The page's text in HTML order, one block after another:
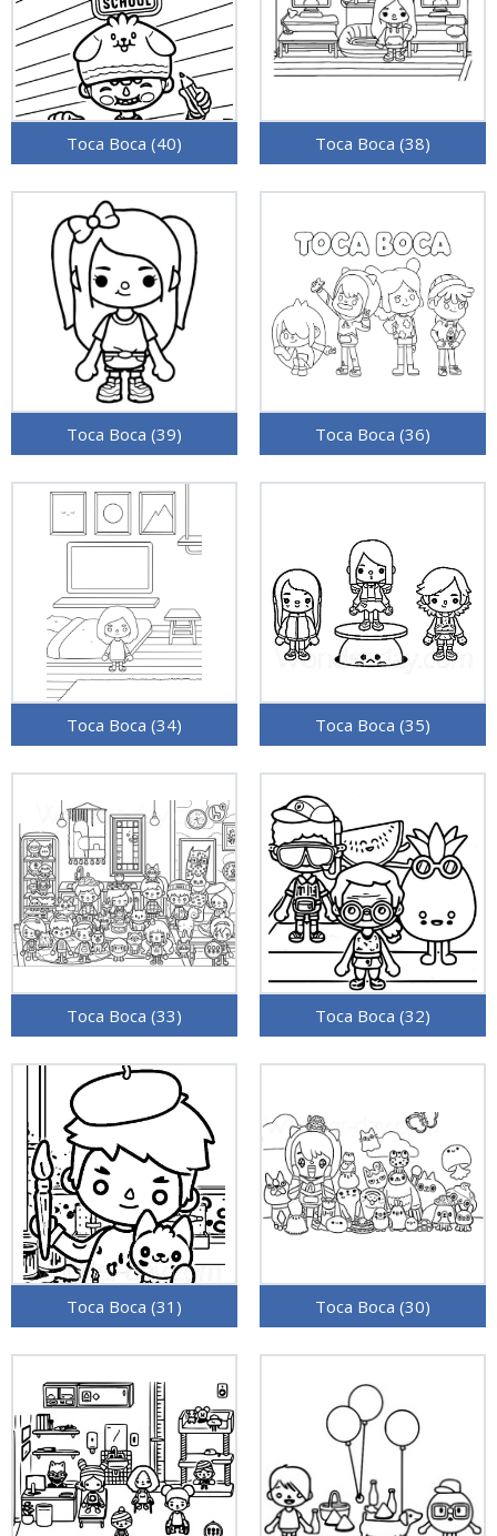
Toca Boca (40) Toca Boca (38)
Toca Boca (39) Toca Boca (36)
Toca Boca (34) Toca Boca (35)
Toca Boca (33) Toca Boca (32)
Toca Boca (31) Toca Boca (30)